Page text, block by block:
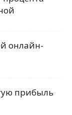
онлайн-
прибыль